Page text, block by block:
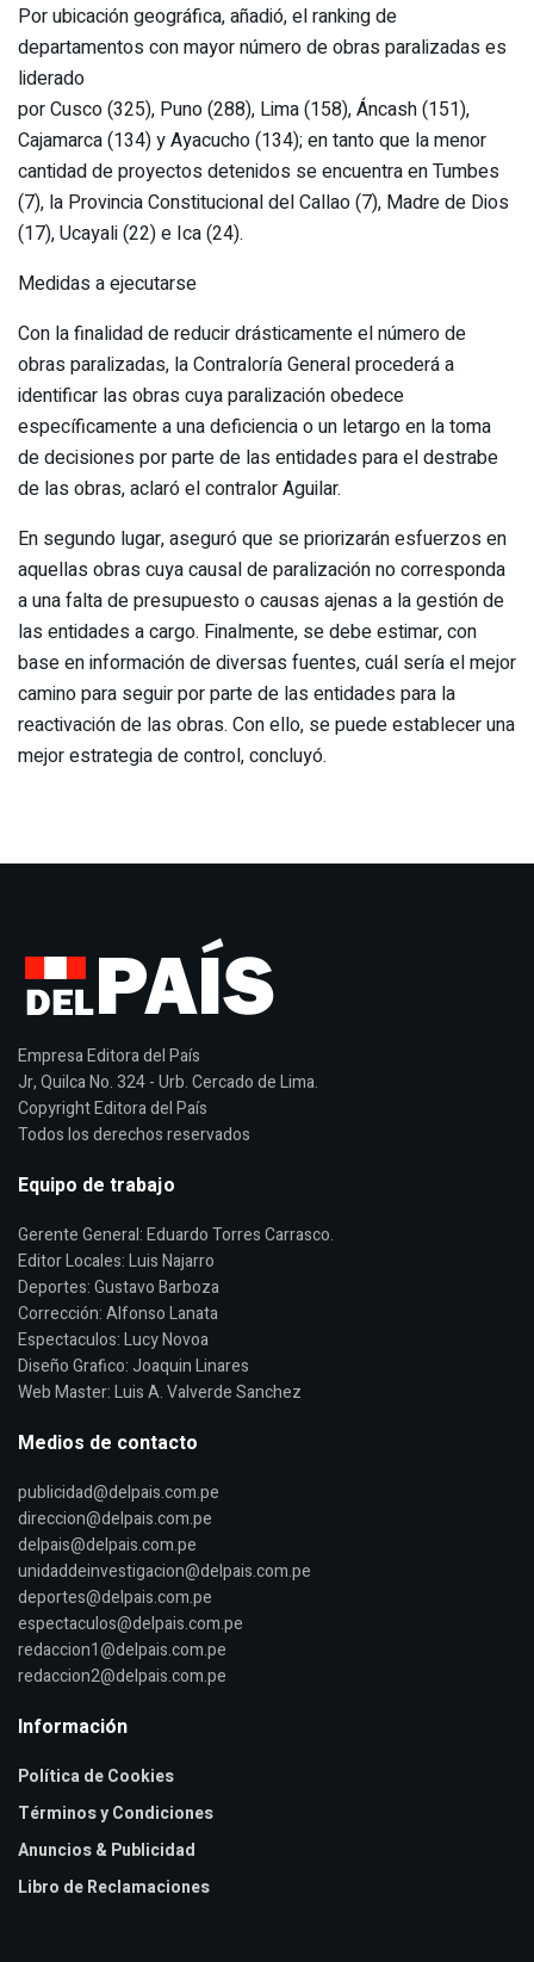
Por ubicación geográfica, añadió, el ranking de
departamentos con mayor número de obras paralizadas es
liderado
por Cusco (325), Puno (288), Lima (158), Áncash (151),
Cajamarca (134) y Ayacucho (134); en tanto que la menor
cantidad de proyectos detenidos se encuentra en Tumbes
(7), la Provincia Constitucional del Callao (7), Madre de Dios
(17), Ucayali (22) e Ica (24).
Medidas a ejecutarse
Con la finalidad de reducir drásticamente el número de
obras paralizadas, la Contraloría General procederá a
identificar las obras cuya paralización obedece
específicamente a una deficiencia o un letargo en la toma
de decisiones por parte de las entidades para el destrabe
de las obras, aclaró el contralor Aguilar.
En segundo lugar, aseguró que se priorizarán esfuerzos en
aquellas obras cuya causal de paralización no corresponda
a una falta de presupuesto o causas ajenas a la gestión de
las entidades a cargo. Finalmente, se debe estimar, con
base en información de diversas fuentes, cuál sería el mejor
camino para seguir por parte de las entidades para la
reactivación de las obras. Con ello, se puede establecer una
mejor estrategia de control, concluyó.
Empresa Editora del País
Jr, Quilca No. 324 - Urb. Cercado de Lima.
Copyright Editora del País
Todos los derechos reservados
Equipo de trabajo
Gerente General: Eduardo Torres Carrasco.
Editor Locales: Luis Najarro
Deportes: Gustavo Barboza
Corrección: Alfonso Lanata
Espectaculos: Lucy Novoa
Diseño Grafico: Joaquin Linares
Web Master: Luis A. Valverde Sanchez
Medios de contacto
publicidad@delpais.com.pe
direccion@delpais.com.pe
delpais@delpais.com.pe
unidaddeinvestigacion@delpais.com.pe
deportes@delpais.com.pe
espectaculos@delpais.com.pe
redaccion1@delpais.com.pe
redaccion2@delpais.com.pe
Información
Política de Cookies
Términos y Condiciones
Anuncios & Publicidad
Libro de Reclamaciones